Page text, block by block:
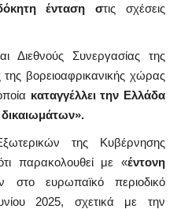
ένταση στις σχέσεις
Διεθνούς Συνεργασίας της
βορειοαφρικανικής χώρας
καταγγέλλει την Ελλάδα
της Κυβέρνησης
παρακολουθεί με «έντονη
στο ευρωπαϊκό περιοδικό
2025, σχετικά με την